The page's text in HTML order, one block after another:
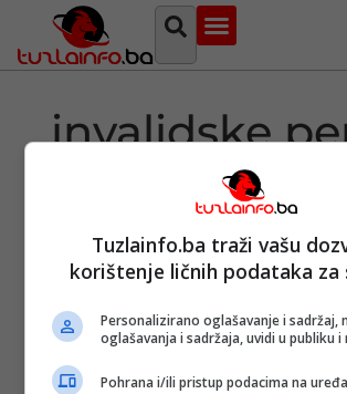
invalidske
Vlada FBiH
predložila
Korisnici
invalidskih
neće moći
Tuzlainfo.ba traži vašu
korištenje ličnih podataka za
Personalizirano oglašavanje i sadržaj,
oglašavanja i sadržaja, uvidi u publiku
Pohrana i/ili pristup podacima na